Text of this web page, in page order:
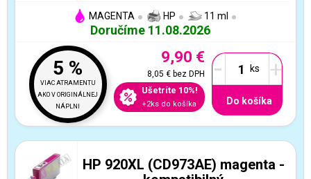
MAGENTA HP 11 ml
Doručíme 11.08.2026
5 %
VIAC ATRAMENTU
AKO V ORIGINÁLNEJ
NÁPLNI
9,90 €
8,05 €bez DPH
Ušetríte 10%!
+2ks do košíka
- +
Do košíka
HP 920XL (CD973AE) magenta -